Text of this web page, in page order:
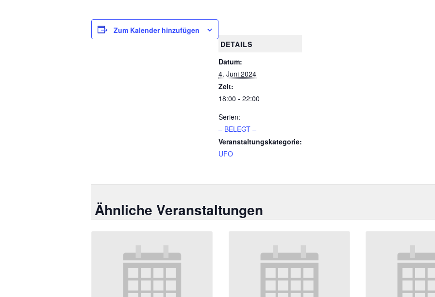
Zum Kalender hinzufügen
DETAILS
Datum:
4. Juni 2024
Zeit:
18:00 - 22:00
Serien:
– BELEGT –
Veranstaltungskategorie:
UFO
Ähnliche Veranstaltungen